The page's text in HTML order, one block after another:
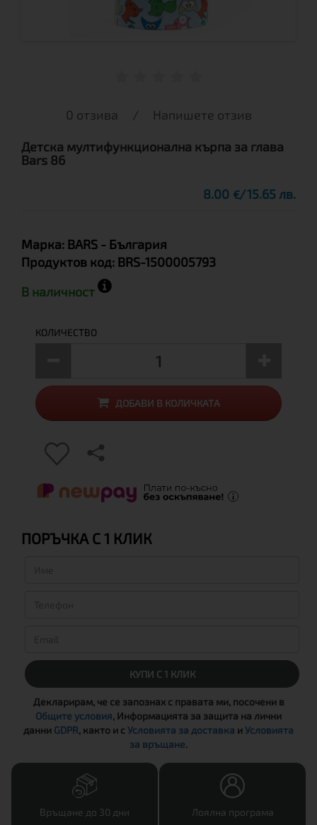
0 отзива / Напишете отзив
Детска мултифункционална кърпа за глава
Bars 86
8.00 € 15.65 лв.
Марка: BARS - България
Продуктов код: BRS-1500005793
В наличност
КОЛИЧЕСТВО
ДОБАВИ В КОЛИЧКАТА
ПОРЪЧКА С 1 КЛИК
КУПИ С 1 КЛИК
Декларирам, че се запознах с правата ми, посочени в
Общите условия, Информацията за защита на лични
данни GDPR, както и сУсловията за доставка иУсловията
за връщане.
Връщане до 30 дни Лоялна програма